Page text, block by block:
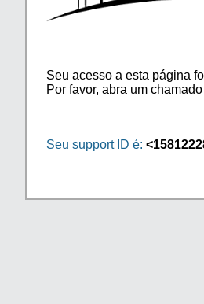
Seu acesso a esta página
Por favor, abra um
Seu support ID é: